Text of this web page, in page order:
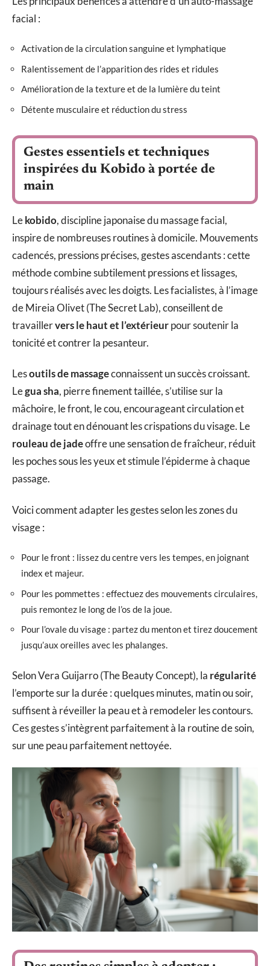
facial :
Activation de la circulation sanguine et lymphatique
Ralentissement de l’apparition des rides et ridules
Amélioration de la texture et de la lumière du teint
Détente musculaire et réduction du stress
Gestes essentiels et techniques
inspirées du Kobido à portée de
main
Lekobido, discipline japonaise du massage facial,
inspire de nombreuses routines à domicile. Mouvements
cadencés, pressions précises, gestes ascendants : cette
méthode combine subtilement pressions et lissages,
toujours réalisés avec les doigts. Les facialistes, à l’image
de Mireia Olivet (The Secret Lab), conseillent de
travaillervers le haut et l’extérieurpour soutenir la
tonicité et contrer la pesanteur.
Lesoutils de massageconnaissent un succès croissant.
Legua sha, pierre finement taillée, s’utilise sur la
mâchoire, le front, le cou, encourageant circulation et
drainage tout en dénouant les crispations du visage. Le
rouleau de jadeoffre une sensation de fraîcheur, réduit
les poches sous les yeux et stimule l’épiderme à chaque
passage.
Voici comment adapter les gestes selon les zones du
visage :
Pour le front : lissez du centre vers les tempes, en joignant
index et majeur.
Pour les pommettes : effectuez des mouvements circulaires,
puis remontez le long de l’os de la joue.
Pour l’ovale du visage : partez du menton et tirez doucement
jusqu’aux oreilles avec les phalanges.
Selon Vera Guijarro (The Beauty Concept), la régularité
l’emporte sur la durée : quelques minutes, matin ou soir,
suffisent à réveiller la peau et à remodeler les contours.
Ces gestes s’intègrent parfaitement à la routine de soin,
sur une peau parfaitement nettoyée.